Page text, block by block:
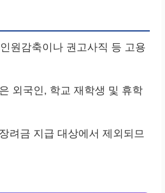
원감축이나 권고사직 등 고용
외국인, 학교 재학생 및 휴학
려금 지급 대상에서 제외되므